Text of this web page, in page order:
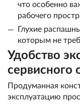
что особенно
рабочего
Глухие
которым не
Удобство
сервисного
Продуманная
эксплуатацию